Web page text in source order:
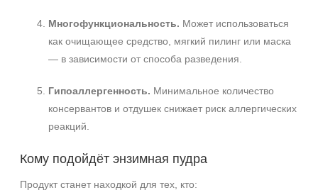
Многофункциональность. Может использоваться
как очищающее средство, мягкий пилинг или маска
— в зависимости от способа разведения.
Гипоаллергенность. Минимальное количество
консервантов и отдушек снижает риск аллергических
реакций.
Кому подойдёт энзимная пудра
Продукт станет находкой для тех, кто: